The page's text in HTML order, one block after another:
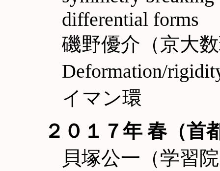
differential forms
磯野優介（京大
Deformation/
イマン環
２０１７年 春（首
貝塚公一（学習